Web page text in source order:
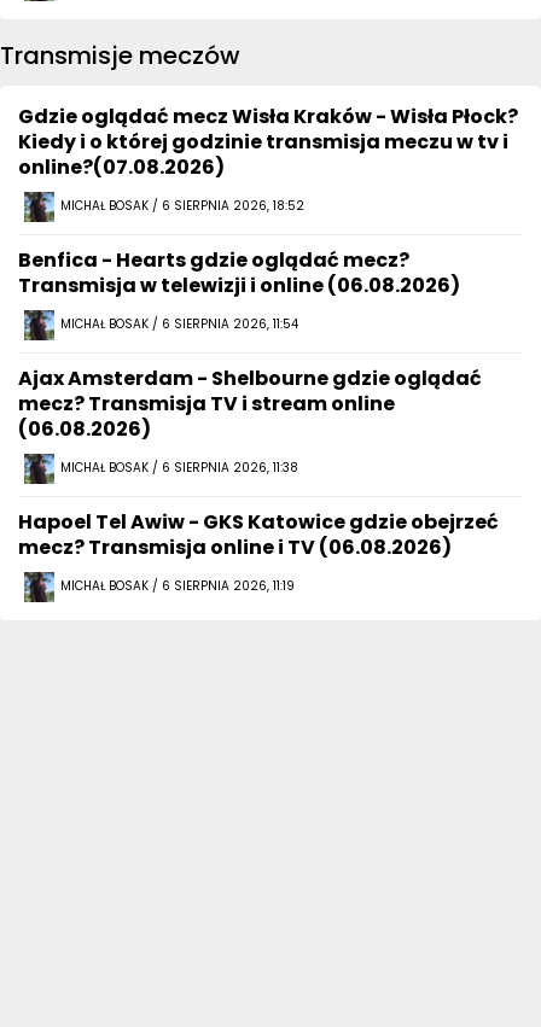
Transmisje meczów
Gdzie oglądać mecz Wisła Kraków - Wisła Płock?
Kiedy i o której godzinie transmisja meczu w tv i
online?(07.08.2026)
MICHAŁ BOSAK / 6 SIERPNIA 2026, 18:52
Benfica - Hearts gdzie oglądać mecz?
Transmisja w telewizji i online (06.08.2026)
MICHAŁ BOSAK / 6 SIERPNIA 2026, 11:54
Ajax Amsterdam - Shelbourne gdzie oglądać
mecz? Transmisja TV i stream online
(06.08.2026)
MICHAŁ BOSAK / 6 SIERPNIA 2026, 11:38
Hapoel Tel Awiw - GKS Katowice gdzie obejrzeć
mecz? Transmisja online i TV (06.08.2026)
MICHAŁ BOSAK / 6 SIERPNIA 2026, 11:19